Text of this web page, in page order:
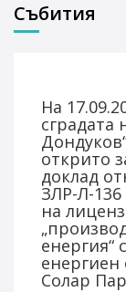
Събития
На
сградата
открито
доклад
ЗЛР-Л-136
на
енергия“
енергиен
Солар